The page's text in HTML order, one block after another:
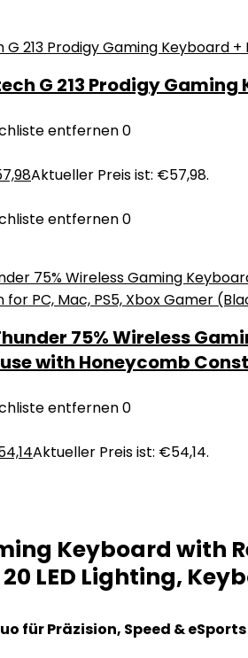
G 213 Prodigy
entfernen0
Aktueller Preis ist: €57,98.
entfernen0
75% Wireless
with Honeycomb
entfernen0
Aktueller Preis ist: €54,14.
Keyboard with
LED Lighting,
für Präzision, Speed &